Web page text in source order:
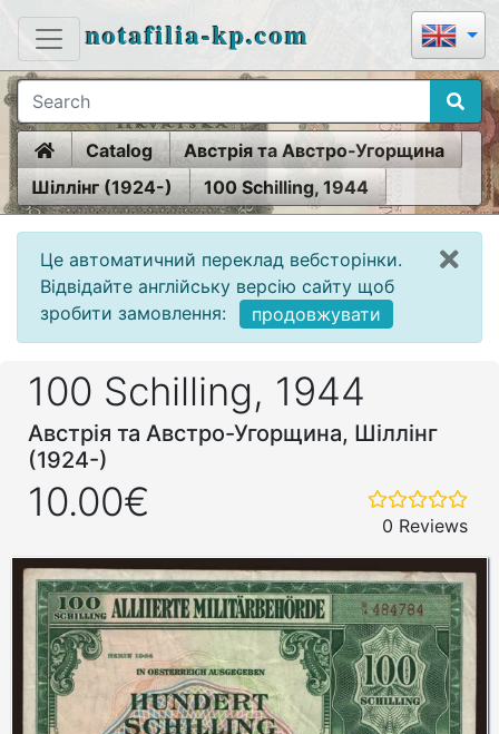
notafilia-kp.com
HomeCatalog
Австрія та Австро-Угорщина
Шіллінг (1924-)
100 Schilling, 1944
Це автоматичний переклад вебсторінки.
Відвідайте англійську версію сайту щоб
зробити замовлення:
продовжувати
100 Schilling, 1944
Австрія та Австро-Угорщина, Шіллінг
(1924-)
10.00€
0 Reviews